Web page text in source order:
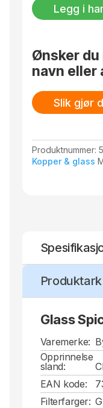
2-
Legg i
Ønsker du
navn eller
Slik gjør
Produktnummer:
Kopper & glass
Glass
Varemerke:
Opprinnelse
sland:
EAN kode:
Filterfarger: